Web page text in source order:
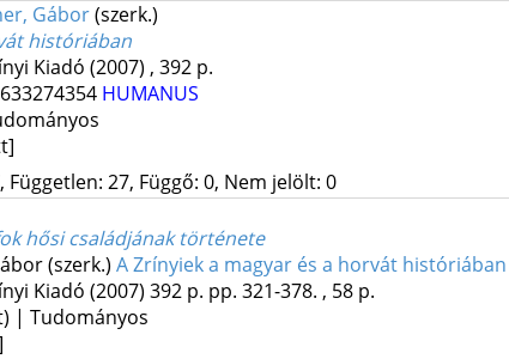
Gábor(szerk.)
históriában
Kiadó (2007) , 392 p.
HUMANUS
27, Függő: 0, Nem jelölt: 0
hősi családjának története
(szerk.) A Zrínyiek a magyar és a horvát históriában
Kiadó (2007) 392 p. pp. 321-378. , 58 p.
| Tudományos